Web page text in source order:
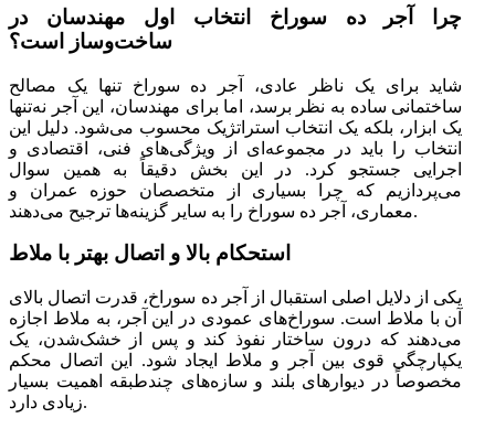
چرا آجر ده سوراخ انتخاب اول مهندسان در
ساخت‌وساز است؟
شاید برای یک ناظر عادی، آجر ده سوراخ تنها یک مصالح
ساختمانی ساده به نظر برسد، اما برای مهندسان، این آجر نه‌تنها
یک ابزار، بلکه یک انتخاب استراتژیک محسوب می‌شود. دلیل این
انتخاب را باید در مجموعه‌ای از ویژگی‌های فنی، اقتصادی و
اجرایی جستجو کرد. در این بخش دقیقاً به همین سوال
می‌پردازیم که چرا بسیاری از متخصصان حوزه عمران و
معماری، آجر ده سوراخ را به سایر گزینه‌ها ترجیح می‌دهند.
استحکام بالا و اتصال بهتر با ملاط
یکی از دلایل اصلی استقبال از آجر ده سوراخ، قدرت اتصال بالای
آن با ملاط است. سوراخ‌های عمودی در این آجر، به ملاط اجازه
می‌دهند که درون ساختار نفوذ کند و پس از خشک‌شدن، یک
یکپارچگی قوی بین آجر و ملاط ایجاد شود. این اتصال محکم
مخصوصاً در دیوارهای بلند و سازه‌های چندطبقه اهمیت بسیار
زیادی دارد.